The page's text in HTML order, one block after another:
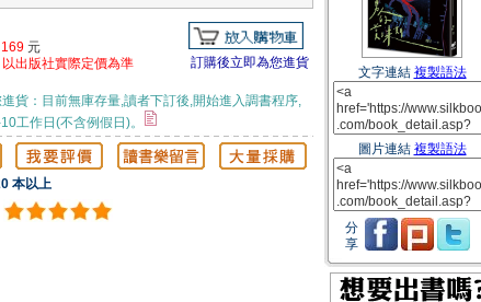
169 元
出版社實際定價為準
訂購後立即為您進貨
貨：目前無庫存量,讀者下訂後,開始進入調書程序,
工作日(不含例假日)。
本以上
文字連結 複製語法
圖片連結 複製語法
分
享